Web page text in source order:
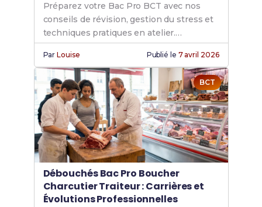
Préparez votre Bac Pro BCT avec nos
conseils de révision, gestion du stress et
techniques pratiques en atelier.
Réussissez votre examen final !
ParLouise Publié le 7 avril 2026
BCT
Débouchés Bac Pro Boucher
Charcutier Traiteur : Carrières et
Évolutions Professionnelles